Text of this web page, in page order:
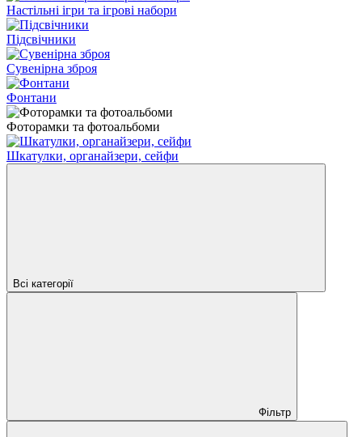
Настільні ігри та ігрові набори
Підсвічники
Сувенірна зброя
Фонтани
Фоторамки та фотоальбоми
Шкатулки, органайзери, сейфи
Всі категорії
Фільтр